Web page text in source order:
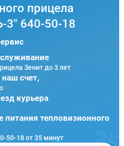
прицела
3" 640-50-18
Зенит до 3 лет
наш счет,
курьера
питания тепловизионного
50-18 от 35 минут